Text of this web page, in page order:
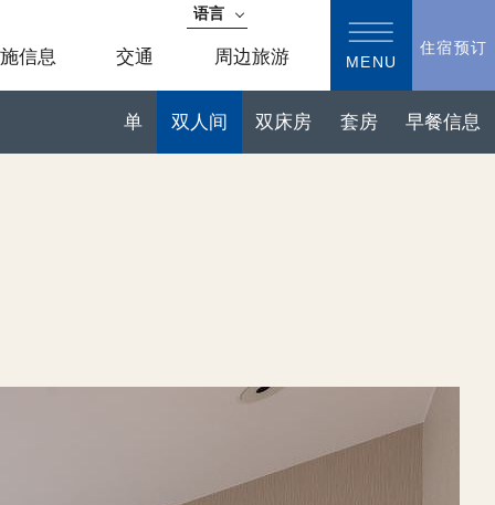
信息 交通 周边旅游 MENU
住宿预订
语言
English
한국어
繁体中文
单 双人间 双床房 套房 早餐信息